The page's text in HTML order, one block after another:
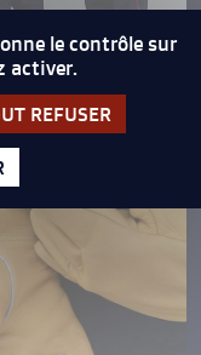
de maille
le contrôle sur
activer.
REFUSER